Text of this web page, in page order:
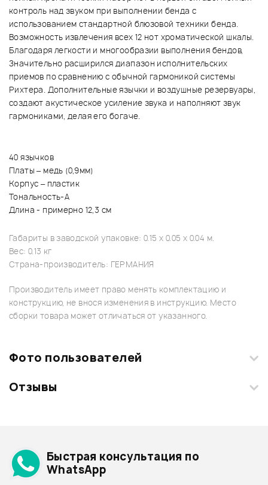
контроль над звуком при выполнении бенда с
использованием стандартной блюзовой техники бенда.
Возможность извлечения всех 12 нот хроматической шкалы.
Благодаря легкости и многообразии выполнения бендов,
Значительно расширился диапазон исполнительских
приемов по сравнению с обычной гармоникой системы
Рихтера. Дополнительные язычки и воздушные резервуары,
создают акустическое усиление звука и наполняют звук
гармониками, делая его богаче.
40 язычков
Платы – медь (0,9мм)
Корпус – пластик
Тональность-A
Длина - примерно 12,3 см
Габариты в заводской упаковке: 0.15 x 0.05 x 0.04 м.
Вес: 0.13 кг
Страна-производитель: ГЕРМАНИЯ
Производитель имеет право менять комплектацию и
конструкцию, не внося изменения в инструкцию. Место
сборки товара может отличаться от указанного.
Фото пользователей
Загрузите свои фотографии купленного товара и получите
Отзывы
Архив товаров - дешевле
Архив товаров - дороже
Быстрая консультация по
WhatsApp